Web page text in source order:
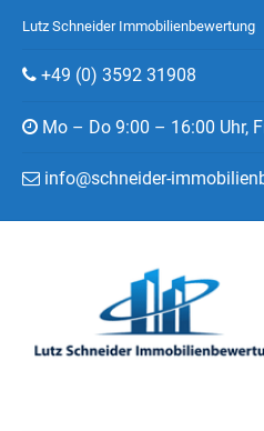
Lutz Schneider Immobilienbewertung
+49 (0) 3592 31908
Mo – Do 9:00 – 16:00 Uhr,
info@schneider-